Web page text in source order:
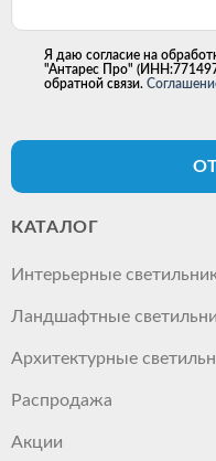
Я даю согласие на
"Антарес Про"
обратной связи.
КАТАЛОГ
Интерьерные
Ландшафтные
Архитектурные
Распродажа
Акции